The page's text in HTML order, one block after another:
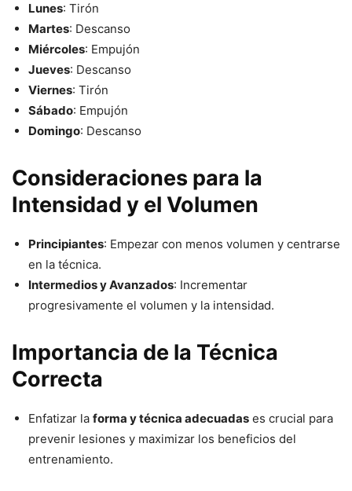
Lunes: Tirón
Martes: Descanso
Miércoles: Empujón
Jueves: Descanso
Viernes: Tirón
Sábado: Empujón
Domingo: Descanso
Consideraciones para la
Intensidad y el Volumen
Principiantes: Empezar con menos volumen y centrarse
en la técnica.
Intermedios y Avanzados: Incrementar
progresivamente el volumen y la intensidad.
Importancia de la Técnica
Correcta
Enfatizar la forma y técnica adecuadas es crucial para
prevenir lesiones y maximizar los beneficios del
entrenamiento.